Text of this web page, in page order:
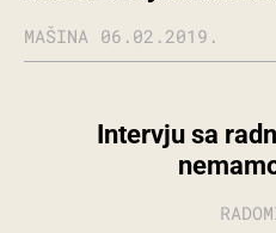
MAŠINA 06.02.2019.
Intervju sa